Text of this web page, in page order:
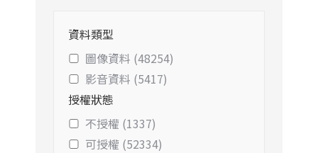
資料類型
圖像資料 (48254)
影音資料 (5417)
授權狀態
不授權 (1337)
可授權 (52334)